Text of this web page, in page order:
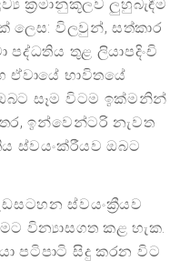
ක්‍රමානුකූලව ලුහුබැඳීම
ලෙස: විලවුන්, සත්කාර
පද්ධතිය තුළ ලියාපදිංචි
ඒවායේ භාවිතයේ
සෑම විටම ඉක්මනින්
ඉන්වෙන්ටරි නැවත
ස්වයංක්රීයව ඔබට
ස්වයංක්‍රීයව
වින්‍යාසගත කළ හැක.
පටිපාටි සිදු කරන විට